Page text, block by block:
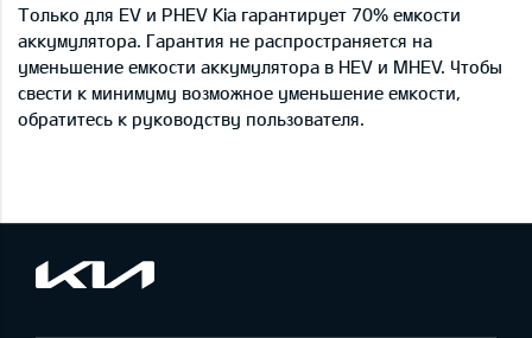
Только для EV и PHEV Kia гарантирует 70% емкости
аккумулятора. Гарантия не распространяется на
уменьшение емкости аккумулятора в HEV и MHEV. Чтобы
свести к минимуму возможное уменьшение емкости,
обратитесь к руководству пользователя.